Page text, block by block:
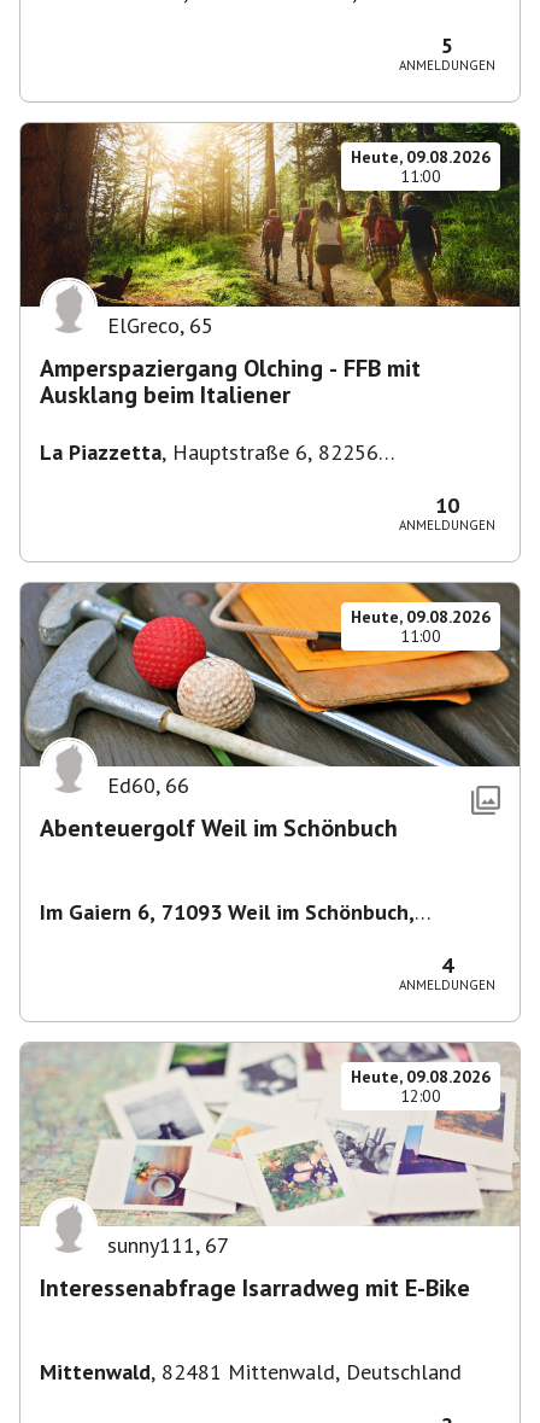
5
ANMELDUNGEN
Heute, 09.08.2026
11:00
ElGreco, 65
Amperspaziergang Olching - FFB mit
Ausklang beim Italiener
La Piazzetta, Hauptstraße 6, 82256
10
ANMELDUNGEN
Heute, 09.08.2026
11:00
Ed60, 66
Abenteuergolf Weil im Schönbuch
Im Gaiern 6, 71093 Weil im Schönbuch,
4
ANMELDUNGEN
Heute, 09.08.2026
12:00
sunny111, 67
Interessenabfrage Isarradweg mit E-Bike
Mittenwald, 82481 Mittenwald, Deutschland